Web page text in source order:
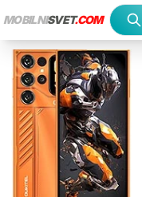
MOBILNISVET.COM